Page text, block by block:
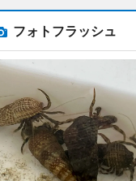
フォトフラッシュ